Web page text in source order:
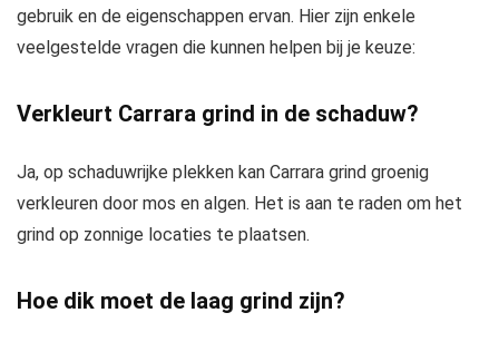
gebruik en de eigenschappen ervan. Hier zijn enkele
veelgestelde vragen die kunnen helpen bij je keuze:
Verkleurt Carrara grind in de schaduw?
Ja, op schaduwrijke plekken kan Carrara grind groenig
verkleuren door mos en algen. Het is aan te raden om het
grind op zonnige locaties te plaatsen.
Hoe dik moet de laag grind zijn?